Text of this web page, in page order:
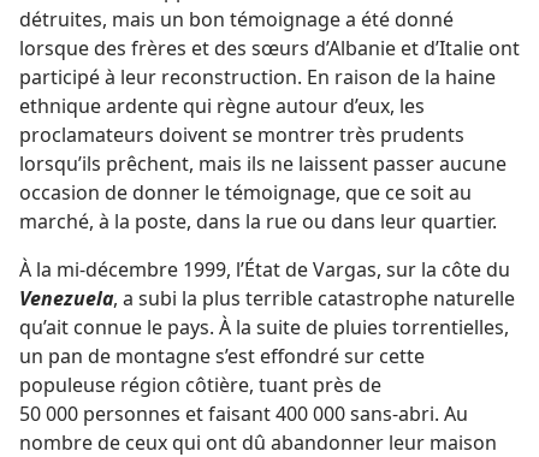
détruites, mais un bon témoignage a été donné
lorsque des frères et des sœurs d’Albanie et d’Italie ont
participé à leur reconstruction. En raison de la haine
ethnique ardente qui règne autour d’eux, les
proclamateurs doivent se montrer très prudents
lorsqu’ils prêchent, mais ils ne laissent passer aucune
occasion de donner le témoignage, que ce soit au
marché, à la poste, dans la rue ou dans leur quartier.
À la mi-​décembre 1999, l’État de Vargas, sur la côte du
Venezuela, a subi la plus terrible catastrophe naturelle
qu’ait connue le pays. À la suite de pluies torrentielles,
un pan de montagne s’est effondré sur cette
populeuse région côtière, tuant près de
50 000 personnes et faisant 400 000 sans-abri. Au
nombre de ceux qui ont dû abandonner leur maison